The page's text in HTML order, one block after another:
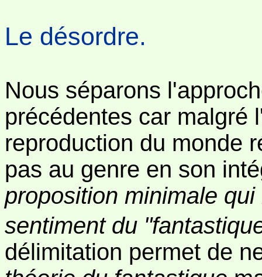
Le désordre.
Nous séparons
précédentes car malgré
reproduction du monde
pas au genre en son
proposition minimale
sentiment du
délimitation permet de